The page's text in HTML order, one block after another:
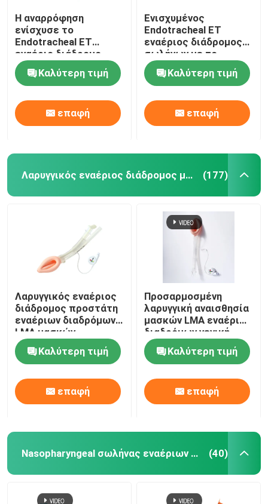
Η αναρρόφηση
ενίσχυσε το
Endotracheal ET
εναέριο διάδρομο
Cuffed ISO13485
σωλήνων
πιστοποιημένο
Καλύτερη τιμή
επαφή
Ενισχυμένος
Endotracheal ET
εναέριος διάδρομος
σωλήνων με το
όργανο ελέγχου
πίεσης Intracuff
Καλύτερη τιμή
επαφή
Λαρυγγικός εναέριος διάδρομος μασκών (177)
Λαρυγγικός εναέριος
διάδρομος προστάτη
εναέριων διαδρόμων
LMA μασκών
σιλικόνης ιατρικού
βαθμούΚαλύτερη τιμή
επαφή
Προσαρμοσμένη
λαρυγγική αναισθησία
μασκών LMA εναέριων
διαδρόμων γενική
Καλύτερη τιμή
επαφή
Nasopharyngeal σωλήνας εναέριων διαδρόμων (40)